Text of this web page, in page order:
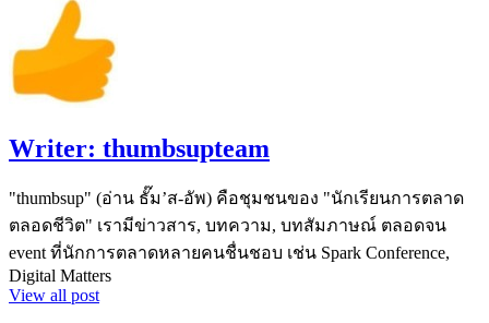
Writer: thumbsupteam
"thumbsup" (อ่าน ธั๊ม’ส-อัพ) คือชุมชนของ "นักเรียนการตลาด
ตลอดชีวิต" เรามีข่าวสาร, บทความ, บทสัมภาษณ์ ตลอดจน
event ที่นักการตลาดหลายคนชื่นชอบ เช่น Spark Conference,
Digital Matters
View all post